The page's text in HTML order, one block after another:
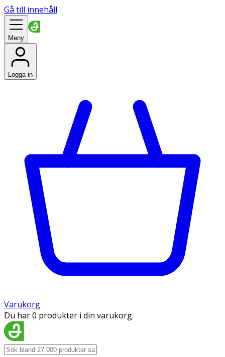
Gå till innehåll
Meny
Logga in
Varukorg
Du har 0 produkter i din varukorg.